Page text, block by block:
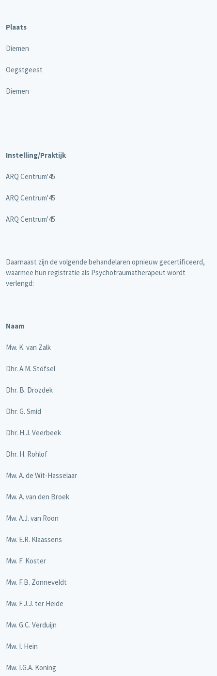
Plaats
Diemen
Oegstgeest
Diemen
Instelling/Praktijk
ARQ Centrum'45
ARQ Centrum'45
ARQ Centrum'45
Daarnaast zijn de volgende behandelaren opnieuw gecertificeerd,
waarmee hun registratie als Psychotraumatherapeut wordt
verlengd:
Naam
Mw. K. van Zalk
Dhr. A.M. Stöfsel
Dhr. B. Drozdek
Dhr. G. Smid
Dhr. H.J. Veerbeek
Dhr. H. Rohlof
Mw. A. de Wit-Hasselaar
Mw. A. van den Broek
Mw. A.J. van Roon
Mw. E.R. Klaassens
Mw. F. Koster
Mw. F.B. Zonneveldt
Mw. F.J.J. ter Heide
Mw. G.C. Verduijn
Mw. I. Hein
Mw. I.G.A. Koning